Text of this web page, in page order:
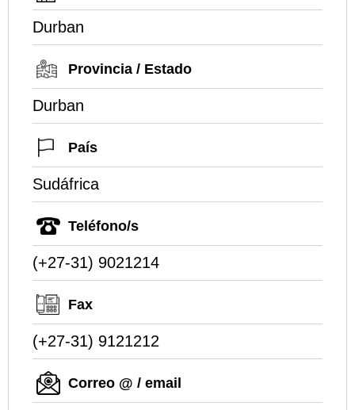
Durban
Provincia / Estado
Durban
País
Sudáfrica
Teléfono/s
(+27-31) 9021214
Fax
(+27-31) 9121212
Correo @ / email